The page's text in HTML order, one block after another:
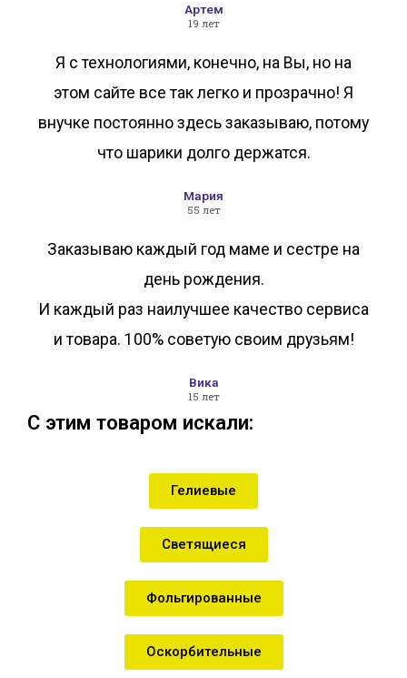
Артем
19 лет
Я с технологиями, конечно, на Вы, но на
этом сайте все так легко и прозрачно! Я
внучке постоянно здесь заказываю, потому
что шарики долго держатся.
Мария
55 лет
Заказываю каждый год маме и сестре на
день рождения.
И каждый раз наилучшее качество сервиса
и товара. 100% советую своим друзьям!
Вика
15 лет
С этим товаром искали:
Гелиевые
Светящиеся
Фольгированные
Оскорбительные